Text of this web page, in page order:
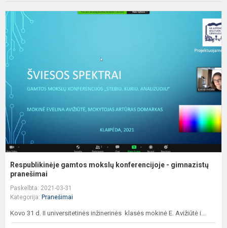
Respublikinėje gamtos mokslų konferencijoje - gimnazistų
pranešimai
Paskelbta: 2021-03-31
Kategorija: Pranešimai
Kovo 31 d. II universitetinės inžinerinės klasės mokinė E. Avižiūtė i...